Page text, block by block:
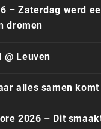
– Zaterdag werd
dromen
Leuven
alles samen
2026 – Dit